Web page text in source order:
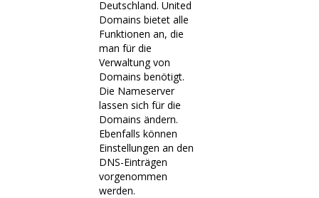
Deutschland. United
Domains bietet alle
Funktionen an, die
man für die
Verwaltung von
Domains benötigt.
Die Nameserver
lassen sich für die
Domains ändern.
Ebenfalls können
Einstellungen an den
DNS-Einträgen
vorgenommen
werden.